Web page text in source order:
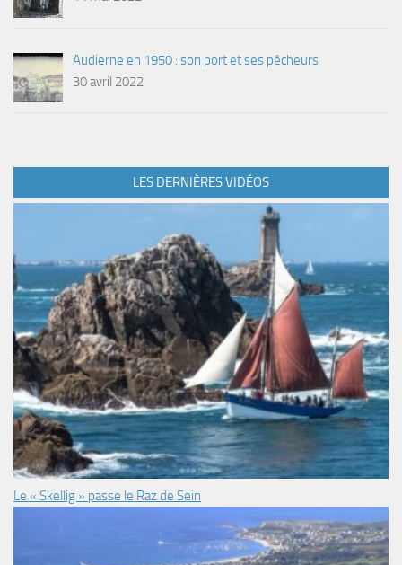
Audierne en 1950 : son port et ses pêcheurs
30 avril 2022
LES DERNIÈRES VIDÉOS
Le « Skellig » passe le Raz de Sein